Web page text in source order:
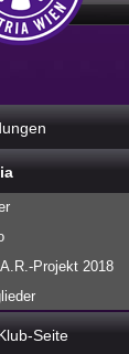
Projekt 2018
Seite